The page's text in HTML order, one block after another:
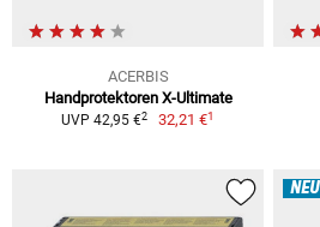
ACERBIS
Handprotektoren X-Ultimate
UVP 42,95 €2 32,21 €1
NEU